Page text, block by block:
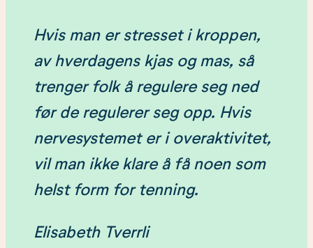
Hvis man er stresset i kroppen,
av hverdagens kjas og mas, så
trenger folk å regulere seg ned
før de regulerer seg opp. Hvis
nervesystemet er i overaktivitet,
vil man ikke klare å få noen som
helst form for tenning.
Elisabeth Tverrli